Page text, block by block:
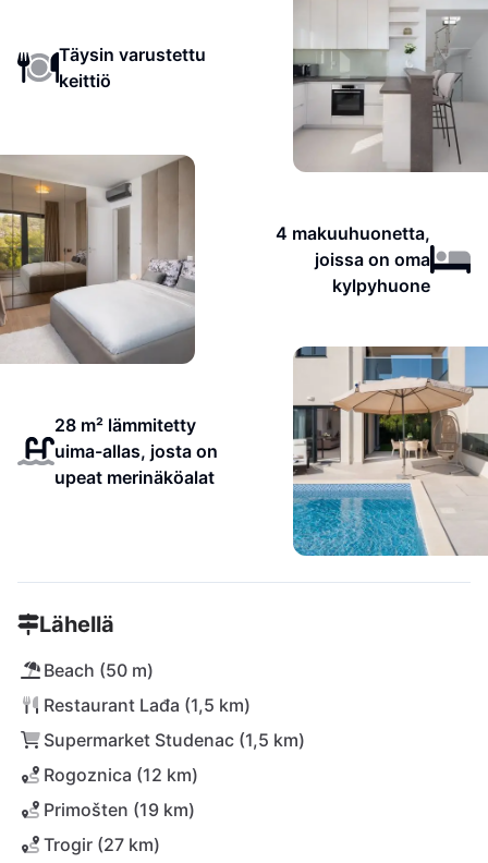
Täysin varustettu
keittiö
4 makuuhuonetta,
joissa on oma
kylpyhuone
28 m² lämmitetty
uima-allas, josta on
upeat merinäköalat
Lähellä
Beach (50 m)
Restaurant Lađa (1,5 km)
Supermarket Studenac (1,5 km)
Rogoznica (12 km)
Primošten (19 km)
Trogir (27 km)